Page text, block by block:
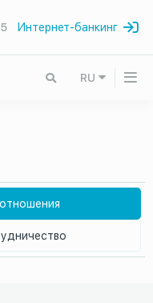
Интернет-банкинг
RU